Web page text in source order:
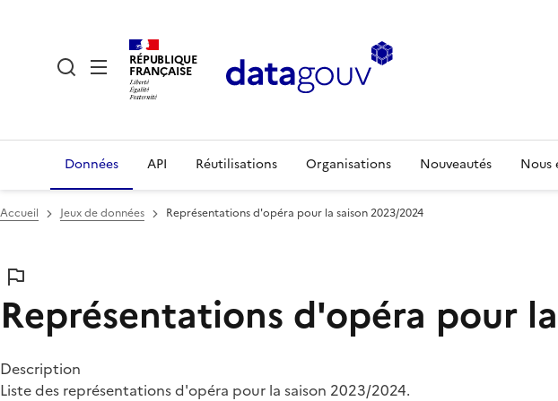
RÉPUBLIQUE
FRANÇAISE
Données API Réutilisations Organisations Nouveautés Nous
Accueil Jeux de données Représentations d'opéra pour la saison 2023/2024
Représentations d'opéra pour
Description
Liste des représentations d'opéra pour la saison 2023/2024.